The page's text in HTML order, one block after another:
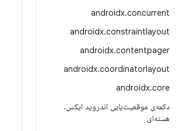
androidx.concurrent
androidx.constraintlayout
androidx.contentpager
androidx.coordinatorlayout
androidx.core
دکمه‌ی موقعیت‌یابی اندروید ایکس.
هسته‌ای